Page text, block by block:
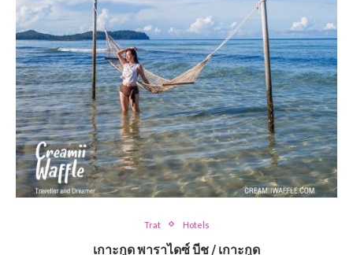
Trat Hotels
เกาะกูด พาราไดซ์ บีช / เกาะกูด